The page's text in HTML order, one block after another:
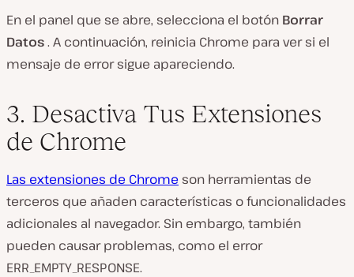
En el panel que se abre, selecciona el botón Borrar
Datos. A continuación, reinicia Chrome para ver si el
mensaje de error sigue apareciendo.
3. Desactiva Tus Extensiones
de Chrome
Las extensiones de Chrome son herramientas de
terceros que añaden características o funcionalidades
adicionales al navegador. Sin embargo, también
pueden causar problemas, como el error
ERR_EMPTY_RESPONSE.